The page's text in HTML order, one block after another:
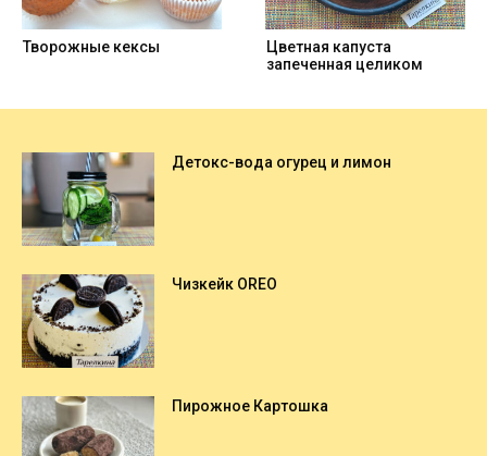
Творожные кексы
Цветная капуста
запеченная целиком
Детокс-вода огурец и лимон
Чизкейк OREO
Пирожное Картошка